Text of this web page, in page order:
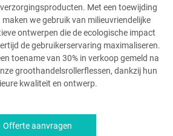
Met een toewijding
we gebruik van milieuvriendelijke
ontwerpen die de ecologische impact
de gebruikerservaring maximaliseren.
toename van 30% in verkoop gemeld na
groothandelsrollerflessen, dankzij hun
kwaliteit en ontwerp.
Offerte aanvragen